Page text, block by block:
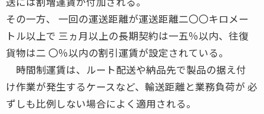
その一方、 一回の運送距離が運送距離二〇〇キロメー
トル以上で 三ヵ月以上の長期契約は一五％以内、往復
貨物は二 〇％以内の割引運賃が設定されている。
時間制運賃は、ルート配送や納品先で製品の据え付
け作業が発生するケースなど、輸送距離と業務負荷が 必
ずしも比例しない場合によく適用される。